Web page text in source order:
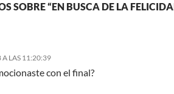
SOBRE “EN BUSCA DE LA
LAS 11:20:39
con el final?